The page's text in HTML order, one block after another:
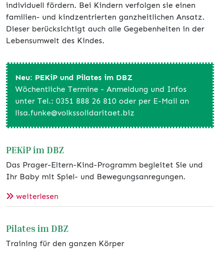
individuell fördern. Bei Kindern verfolgen sie einen
familien- und kindzentrierten ganzheitlichen Ansatz.
Dieser berücksichtigt auch alle Gegebenheiten in der
Lebensumwelt des Kindes.
Neu: PEKiP und Pilates im DBZ
Wöchentliche Termine - Anmeldung und Infos
unter Tel.: 0351 888 26 810 oder per E-Mail an
lisa.funke@volkssolidaritaet.biz
PEKiP im DBZ
Das Prager-Eltern-Kind-Programm begleitet Sie und
Ihr Baby mit Spiel- und Bewegungsanregungen.
weiterlesen
Pilates im DBZ
Training für den ganzen Körper